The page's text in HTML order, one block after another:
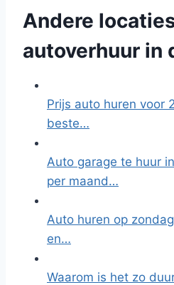
Andere
autoverhuur in
Prijs auto huren voor
beste…
Auto garage te huur
per maand…
Auto huren op
en…
Waarom is het zo